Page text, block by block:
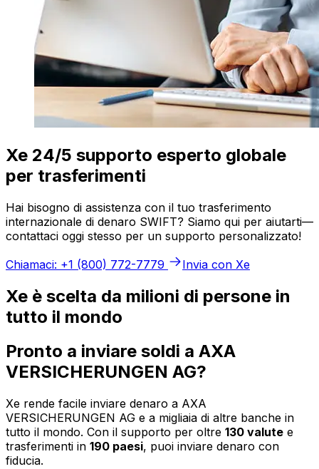
Xe 24/5 supporto esperto globale
per trasferimenti
Hai bisogno di assistenza con il tuo trasferimento
internazionale di denaro SWIFT? Siamo qui per aiutarti—
contattaci oggi stesso per un supporto personalizzato!
Chiamaci: +1 (800) 772-7779
Invia con Xe
Xe è scelta da milioni di persone in
tutto il mondo
Pronto a inviare soldi a AXA
VERSICHERUNGEN AG?
Xe rende facile inviare denaro a AXA
VERSICHERUNGEN AG e a migliaia di altre banche in
tutto il mondo. Con il supporto per oltre 130 valute e
trasferimenti in 190 paesi, puoi inviare denaro con
fiducia.